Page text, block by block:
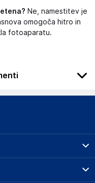
Ne, namestitev je
omogoča hitro in
fotoaparatu.